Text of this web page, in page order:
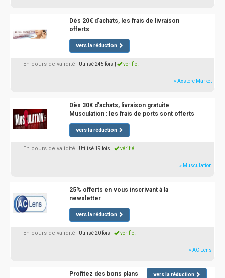
Dès 20€ d'achats, les frais de livraison
offerts
vers la réduction
En cours de validité | Utilisé 245 fois vérifié !
» Axstore Market
Dès 30€ d'achats, livraison gratuite
Musculation : les frais de ports sont offerts
vers la réduction
En cours de validité | Utilisé 19 fois vérifié !
» Musculation
25% offerts en vous inscrivant à la
newsletter
vers la réduction
En cours de validité | Utilisé 20 fois vérifié !
» AC Lens
Profitez des bons plans vers la réduction